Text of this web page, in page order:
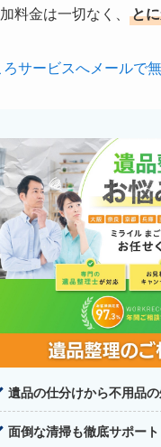
料金は一切なく、 と
サービスへメールで
遺品の仕分けから不用品
面倒な清掃も徹底サポート